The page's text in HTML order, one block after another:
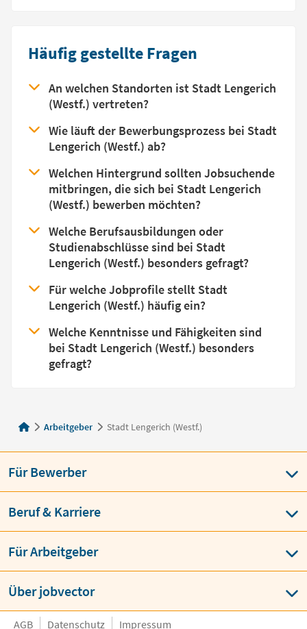
Häufig gestellte Fragen
An welchen Standorten ist Stadt Lengerich
(Westf.) vertreten?
Wie läuft der Bewerbungsprozess bei Stadt
Lengerich (Westf.) ab?
Welchen Hintergrund sollten Jobsuchende
mitbringen, die sich bei Stadt Lengerich
(Westf.) bewerben möchten?
Welche Berufsausbildungen oder
Studienabschlüsse sind bei Stadt
Lengerich (Westf.) besonders gefragt?
Für welche Jobprofile stellt Stadt
Lengerich (Westf.) häufig ein?
Welche Kenntnisse und Fähigkeiten sind
bei Stadt Lengerich (Westf.) besonders
gefragt?
Arbeitgeber Stadt Lengerich (Westf.)
Für Bewerber
Beruf & Karriere
Für Arbeitgeber
Über jobvector
AGB Datenschutz Impressum